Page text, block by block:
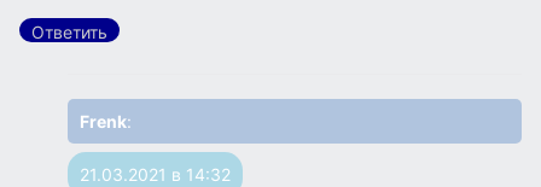
Ответить
Frenk:
21.03.2021 в 14:32